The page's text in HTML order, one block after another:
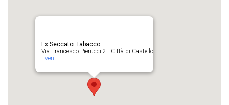
Ex Seccatoi Tabacco
Via Francesco Pierucci 2 - Città di Castello
Eventi